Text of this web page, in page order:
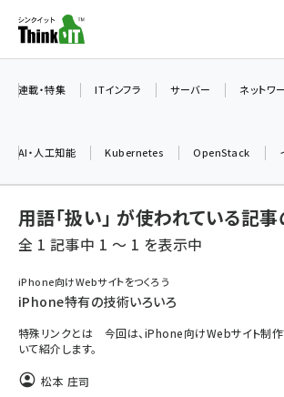
ン
ツ
加藤銘のチーム貢献～仲間と築いた
iot女子会 (2248)
北海道をのんびり旅する晴山佳須夫の
drupal (1929)
genai (1468)
連載・特集 ITインフラ サーバー ネットワ
AI・人工知能 Kubernetes OpenStack
用語「扱い」 が使われている記
全 1 記事中 1 ～ 1 を表示中
iPhone向けWebサイトをつくろう
iPhone特有の技術いろいろ
特殊リンクとは 今回は、iPhone向けWebサイト制
いて紹介します。
松本 庄司